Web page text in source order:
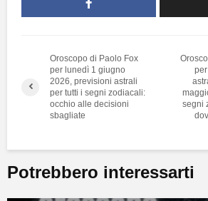
Oroscopo di Paolo Fox
per lunedì 1 giugno
2026, previsioni astrali
per tutti i segni zodiacali:
occhio alle decisioni
sbagliate
segni
Potrebbero interessarti